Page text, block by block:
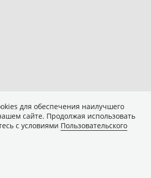
для обеспечения наилучшего
сайте. Продолжая использовать
с условиями Пользовательского